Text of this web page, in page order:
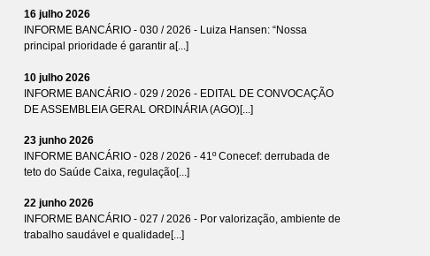
16 julho 2026
INFORME BANCÁRIO - 030 / 2026 - Luiza Hansen: “Nossa
principal prioridade é garantir a[...]
10 julho 2026
INFORME BANCÁRIO - 029 / 2026 - EDITAL DE CONVOCAÇÃO
DE ASSEMBLEIA GERAL ORDINÁRIA (AGO)[...]
23 junho 2026
INFORME BANCÁRIO - 028 / 2026 - 41º Conecef: derrubada de
teto do Saúde Caixa, regulação[...]
22 junho 2026
INFORME BANCÁRIO - 027 / 2026 - Por valorização, ambiente de
trabalho saudável e qualidade[...]